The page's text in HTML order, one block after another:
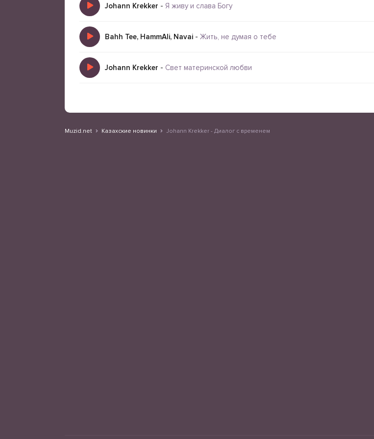
Johann Krekker - Я живу и слава Богу
Bahh Tee, HammAli, Navai - Жить, не думая о тебе
Johann Krekker - Свет материнской любви
Muzid.net Казахские новинки Johann Krekker - Диалог с временем